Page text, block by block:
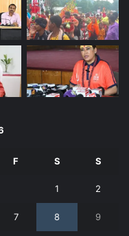
F S S
1 2
7 8 9